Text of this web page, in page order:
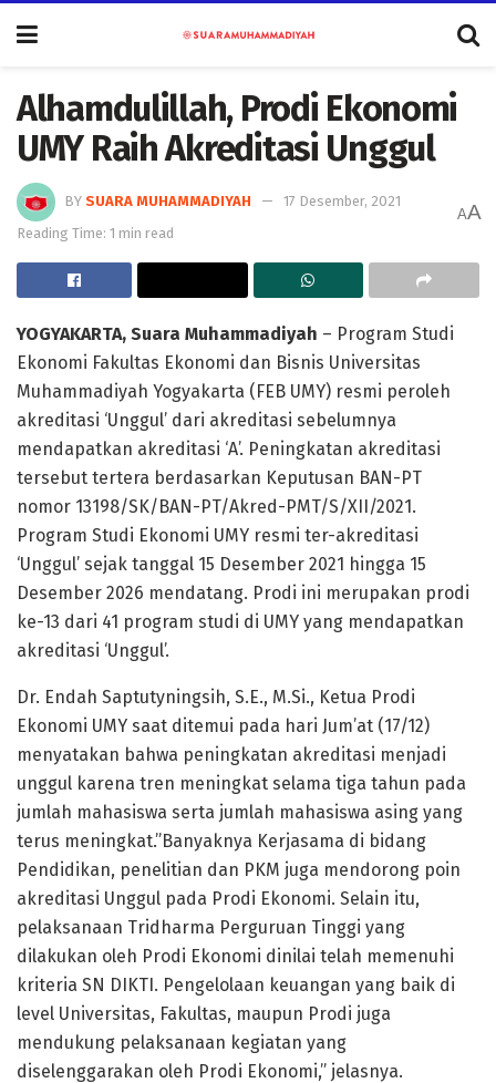
Alhamdulillah, Prodi Ekonomi
UMY Raih Akreditasi Unggul
BY SUARA MUHAMMADIYAH
17 Desember, 2021
Reading Time: 1 min read
AA
YOGYAKARTA, Suara Muhammadiyah – Program Studi
Ekonomi Fakultas Ekonomi dan Bisnis Universitas
Muhammadiyah Yogyakarta (FEB UMY) resmi peroleh
akreditasi ‘Unggul’ dari akreditasi sebelumnya
mendapatkan akreditasi ‘A’. Peningkatan akreditasi
tersebut tertera berdasarkan Keputusan BAN-PT
nomor 13198/SK/BAN-PT/Akred-PMT/S/XII/2021.
Program Studi Ekonomi UMY resmi ter-akreditasi
‘Unggul’ sejak tanggal 15 Desember 2021 hingga 15
Desember 2026 mendatang. Prodi ini merupakan prodi
ke-13 dari 41 program studi di UMY yang mendapatkan
akreditasi ‘Unggul’.
Dr. Endah Saptutyningsih, S.E., M.Si., Ketua Prodi
Ekonomi UMY saat ditemui pada hari Jum’at (17/12)
menyatakan bahwa peningkatan akreditasi menjadi
unggul karena tren meningkat selama tiga tahun pada
jumlah mahasiswa serta jumlah mahasiswa asing yang
terus meningkat.”Banyaknya Kerjasama di bidang
Pendidikan, penelitian dan PKM juga mendorong poin
akreditasi Unggul pada Prodi Ekonomi. Selain itu,
pelaksanaan Tridharma Perguruan Tinggi yang
dilakukan oleh Prodi Ekonomi dinilai telah memenuhi
kriteria SN DIKTI. Pengelolaan keuangan yang baik di
level Universitas, Fakultas, maupun Prodi juga
mendukung pelaksanaan kegiatan yang
diselenggarakan oleh Prodi Ekonomi,” jelasnya.